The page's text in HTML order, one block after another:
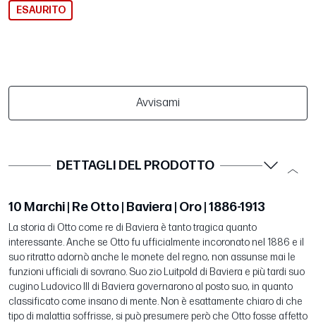
ESAURITO
Avvisami
DETTAGLI DEL PRODOTTO
10 Marchi | Re Otto | Baviera | Oro | 1886-1913
La storia di Otto come re di Baviera è tanto tragica quanto
interessante. Anche se Otto fu ufficialmente incoronato nel 1886 e il
suo ritratto adornò anche le monete del regno, non assunse mai le
funzioni ufficiali di sovrano. Suo zio Luitpold di Baviera e più tardi suo
cugino Ludovico III di Baviera governarono al posto suo, in quanto
classificato come insano di mente. Non è esattamente chiaro di che
tipo di malattia soffrisse, si può presumere però che Otto fosse affetto